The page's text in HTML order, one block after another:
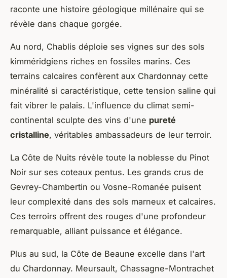
raconte une histoire géologique millénaire qui se
révèle dans chaque gorgée.
Au nord, Chablis déploie ses vignes sur des sols
kimméridgiens riches en fossiles marins. Ces
terrains calcaires confèrent aux Chardonnay cette
minéralité si caractéristique, cette tension saline qui
fait vibrer le palais. L'influence du climat semi-
continental sculpte des vins d'une pureté
cristalline, véritables ambassadeurs de leur terroir.
La Côte de Nuits révèle toute la noblesse du Pinot
Noir sur ses coteaux pentus. Les grands crus de
Gevrey-Chambertin ou Vosne-Romanée puisent
leur complexité dans des sols marneux et calcaires.
Ces terroirs offrent des rouges d'une profondeur
remarquable, alliant puissance et élégance.
Plus au sud, la Côte de Beaune excelle dans l'art
du Chardonnay. Meursault, Chassagne-Montrachet